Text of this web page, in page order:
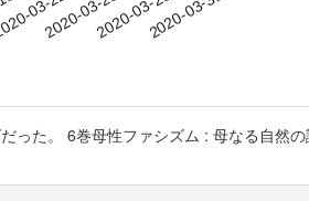
03-22
2020-03-252020-03-282020-03-31
った。 6巻母性ファシズム : 母なる自然